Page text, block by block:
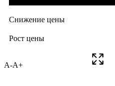
A-A+